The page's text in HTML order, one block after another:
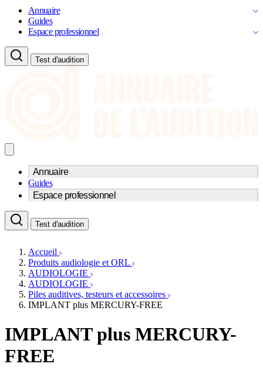
Annuaire
Guides
Espace professionnel
Test d'audition
Annuaire
Trouvez un professionnel de l'audition
Centre d'audioprothèse
Médecins ORL & Phoniatres
Écoles spécialisées
Fournisseurs
Associations
Guides
Espace professionnel
Acteurs et services
Fournisseurs
Services ORL
Orthophonistes
Formations et écoles
Organismes / Syndicats
Produits
Ressources
AuditionTV
Évènements
Test d'audition
Accueil
Produits audiologie et ORL
AUDIOLOGIE
AUDIOLOGIE
Piles auditives, testeurs et accessoires
IMPLANT plus MERCURY-FREE
IMPLANT plus MERCURY-
FREE